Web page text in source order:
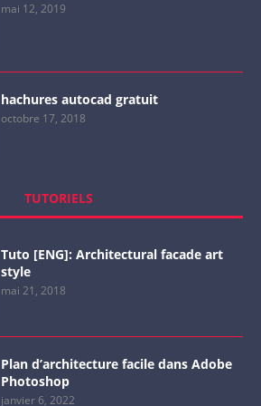
mai 12, 2019
hachures autocad gratuit
octobre 17, 2018
TUTORIELS
Tuto [ENG]: Architectural facade art
style
mai 21, 2018
Plan d’architecture facile dans Adobe
Photoshop
janvier 6, 2022